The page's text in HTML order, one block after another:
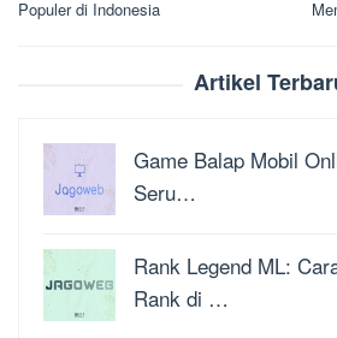
Populer di Indonesia
Artikel
Game Balap Mobil
Seru…
Rank Legend ML:
Rank di …